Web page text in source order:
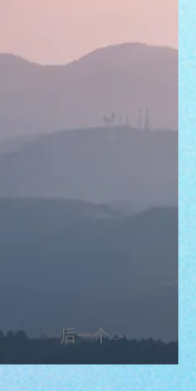
后一个 >